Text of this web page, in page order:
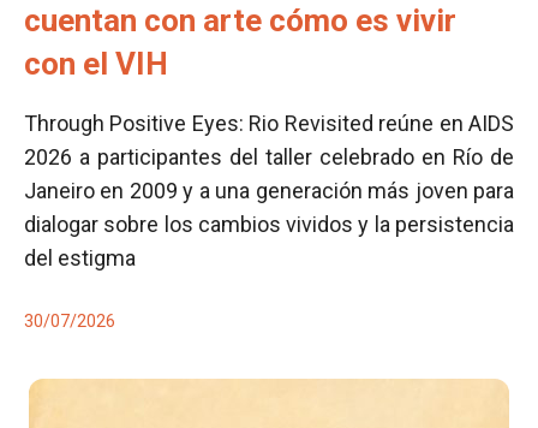
cuentan con arte cómo es vivir
con el VIH
Through Positive Eyes: Rio Revisited reúne en AIDS
2026 a participantes del taller celebrado en Río de
Janeiro en 2009 y a una generación más joven para
dialogar sobre los cambios vividos y la persistencia
del estigma
30/07/2026